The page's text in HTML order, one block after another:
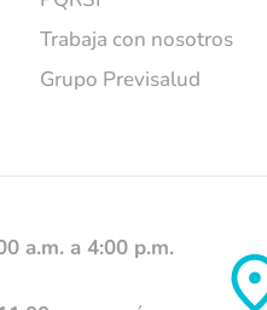
Trabaja con nosotros
Grupo Previsalud
a.m. a 4:00 p.m.